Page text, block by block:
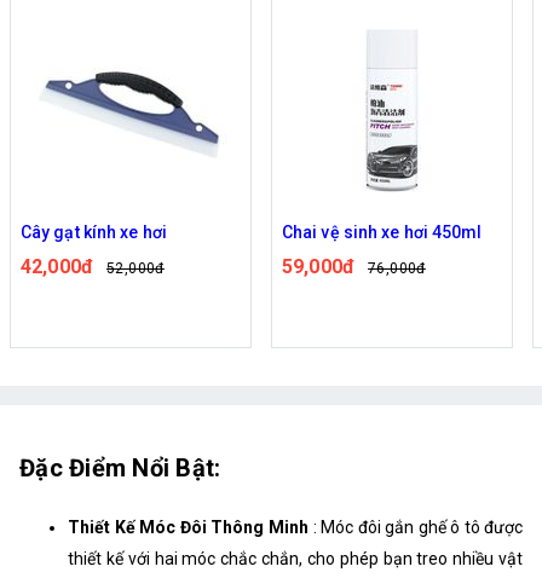
Cây gạt kính xe hơi
42,000đ 52,000đ
Chai vệ sinh xe hơi 450ml
59,000đ 76,000đ
Đặc Điểm Nổi Bật:
Thiết Kế Móc Đôi Thông Minh : Móc đôi gắn ghế ô tô được
thiết kế với hai móc chắc chắn, cho phép bạn treo nhiều vật